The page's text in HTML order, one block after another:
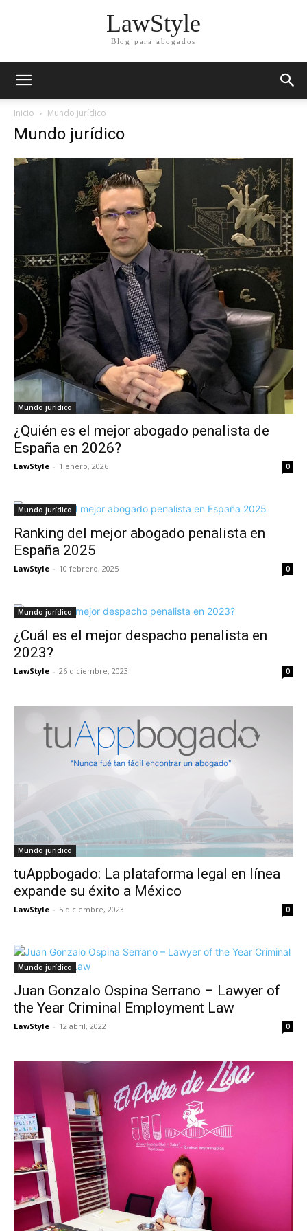
LawStyle
Blog para abogados
Inicio Mundo jurídico
Mundo jurídico
Mundo jurídico
¿Quién es el mejor abogado penalista de
España en 2026?
LawStyle - 1 enero, 2026 0
Mundo jurídico
Ranking del mejor abogado penalista en
España 2025
LawStyle - 10 febrero, 2025 0
Mundo jurídico
¿Cuál es el mejor despacho penalista en
2023?
LawStyle - 26 diciembre, 2023 0
Mundo jurídico
tuAppbogado: La plataforma legal en línea
expande su éxito a México
LawStyle - 5 diciembre, 2023 0
Mundo jurídico
Juan Gonzalo Ospina Serrano – Lawyer of
the Year Criminal Employment Law
LawStyle - 12 abril, 2022 0